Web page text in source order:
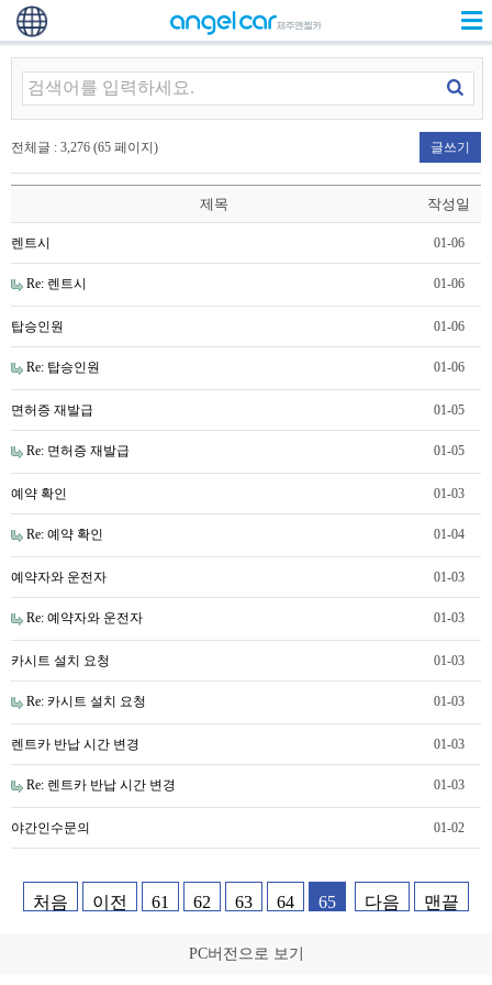
전체글 : 3,276 (65 페이지) 글쓰기
제목 작성일
렌트시 01-06
Re: 렌트시 01-06
탑승인원 01-06
Re: 탑승인원 01-06
면허증 재발급 01-05
Re: 면허증 재발급 01-05
예약 확인 01-03
Re: 예약 확인 01-04
예약자와 운전자 01-03
Re: 예약자와 운전자 01-03
카시트 설치 요청 01-03
Re: 카시트 설치 요청 01-03
렌트카 반납 시간 변경 01-03
Re: 렌트카 반납 시간 변경 01-03
야간인수문의 01-02
처음 이전 61 62 63 64 65 다음 맨끝
PC버전으로 보기